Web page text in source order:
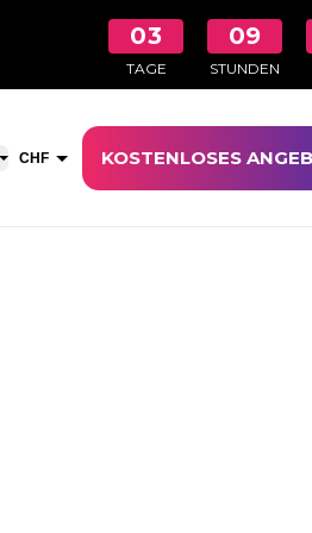
03
TAGE
09
STUNDEN
öffnen
CHF KOSTENLOSES